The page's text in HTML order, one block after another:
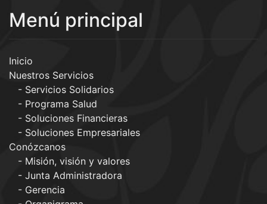
Menú principal
Inicio
Nuestros Servicios
Servicios Solidarios
Programa Salud
Soluciones Financieras
Soluciones Empresariales
Conózcanos
Misión, visión y valores
Junta Administradora
Gerencia